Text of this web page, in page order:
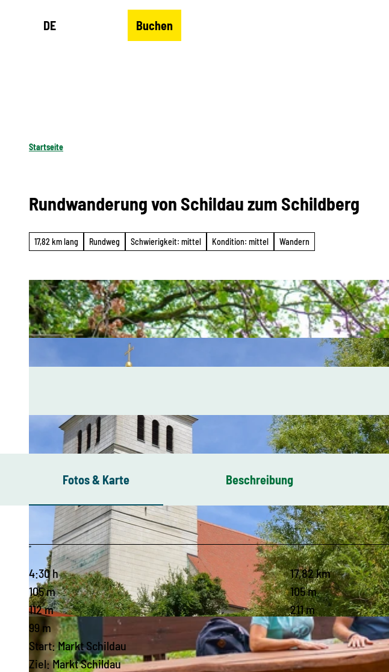
DE Buchen
Startseite
Rundwanderung von Schildau zum Schildberg
17,82 km lang Rundweg Schwierigkeit: mittel Kondition: mittel Wandern
© LTM/Schmidt, LEIPZIG REGION
Fotos & Karte Beschreibung
4:30 h
17,82 km
105 m
105 m
112 m
211 m
99 m
Start: Markt Schildau
Ziel: Markt Schildau